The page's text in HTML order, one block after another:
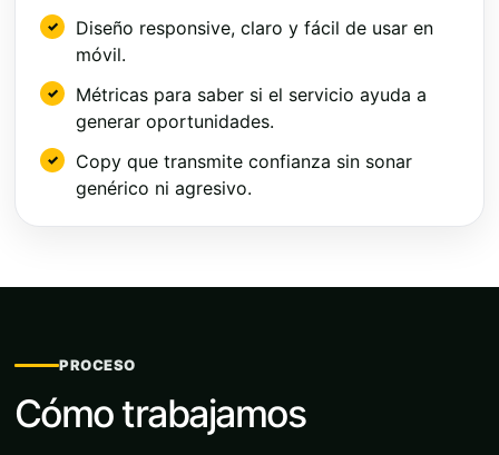
Diseño responsive, claro y fácil de usar en
móvil.
Métricas para saber si el servicio ayuda a
generar oportunidades.
Copy que transmite confianza sin sonar
genérico ni agresivo.
PROCESO
Cómo trabajamos